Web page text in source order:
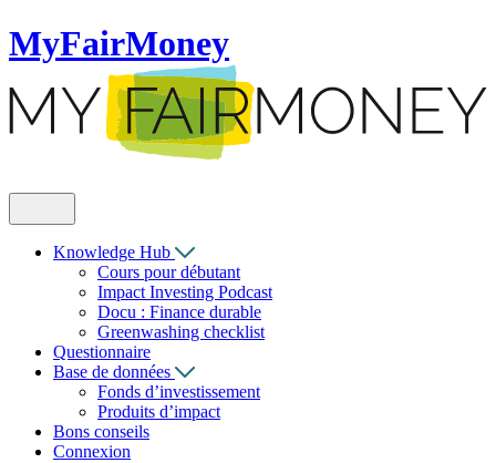
MyFairMoney
Knowledge Hub
Cours pour débutant
Impact Investing Podcast
Docu : Finance durable
Greenwashing checklist
Questionnaire
Base de données
Fonds d’investissement
Produits d’impact
Bons conseils
Connexion